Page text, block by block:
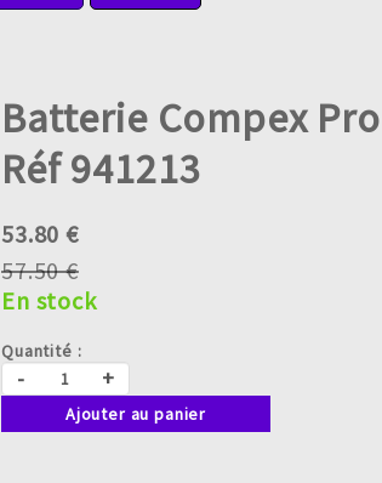
Batterie Compex Pro
Réf 941213
53.80 €
57.50 €
En stock
Quantité :
- +
Ajouter au panier